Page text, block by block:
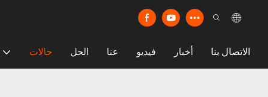
حالات الحل عنا فيديو أخبار الاتصال بنا